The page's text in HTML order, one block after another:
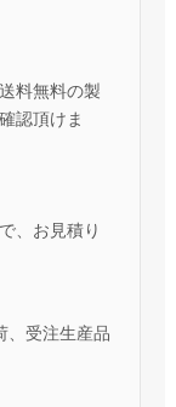
料無料の製
認頂けま
、お見積り
、受注生産品